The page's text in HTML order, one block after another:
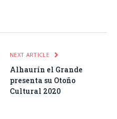
NEXT ARTICLE
Alhaurín el Grande
presenta su Otoño
Cultural 2020